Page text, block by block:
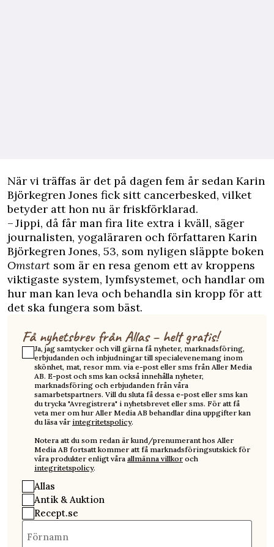
När vi träffas är det på dagen fem år sedan Karin
Björkegren Jones fick sitt cancerbesked, vilket
betyder att hon nu är friskförklarad.
– Jippi, då får man fira lite extra i kväll, säger
journalisten, yogaläraren och författaren Karin
Björkegren Jones, 53, som nyligen släppte boken
Omstart som är en resa genom ett av kroppens
viktigaste system, lymfsystemet, och handlar om
hur man kan leva och behandla sin kropp för att
det ska fungera som bäst.
Få nyhetsbrev från Allas – helt gratis!
Ja, jag samtycker och vill gärna få nyheter, marknadsföring,
erbjudanden och inbjudningar till specialevenemang inom
skönhet, mat, resor mm. via e-post eller sms från Aller Media
AB. E-post och sms kan också innehålla nyheter,
marknadsföring och erbjudanden från våra
samarbetspartners. Vill du sluta få dessa e-post eller sms kan
du trycka "Avregistrera" i nyhetsbrevet eller sms. För att få
veta mer om hur Aller Media AB behandlar dina uppgifter kan
du läsa vår integritetspolicy.
Notera att du som redan är kund/prenumerant hos Aller
Media AB fortsatt kommer att få marknadsföringsutskick för
våra produkter enligt våra allmänna villkor och
integritetspolicy.
Allas
Antik & Auktion
Recept.se
Förnamn